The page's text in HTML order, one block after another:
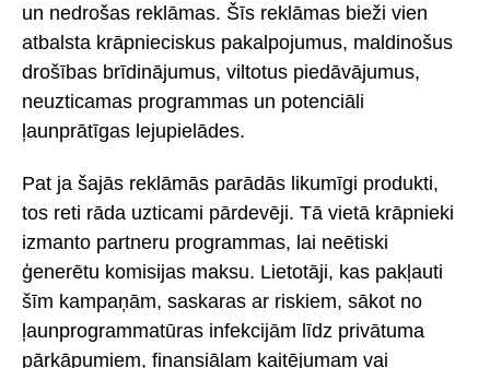
un nedrošas reklāmas. Šīs reklāmas bieži vien
atbalsta krāpnieciskus pakalpojumus, maldinošus
drošības brīdinājumus, viltotus piedāvājumus,
neuzticamas programmas un potenciāli
ļaunprātīgas lejupielādes.
Pat ja šajās reklāmās parādās likumīgi produkti,
tos reti rāda uzticami pārdevēji. Tā vietā krāpnieki
izmanto partneru programmas, lai neētiski
ģenerētu komisijas maksu. Lietotāji, kas pakļauti
šīm kampaņām, saskaras ar riskiem, sākot no
ļaunprogrammatūras infekcijām līdz privātuma
pārkāpumiem, finansiālam kaitējumam vai